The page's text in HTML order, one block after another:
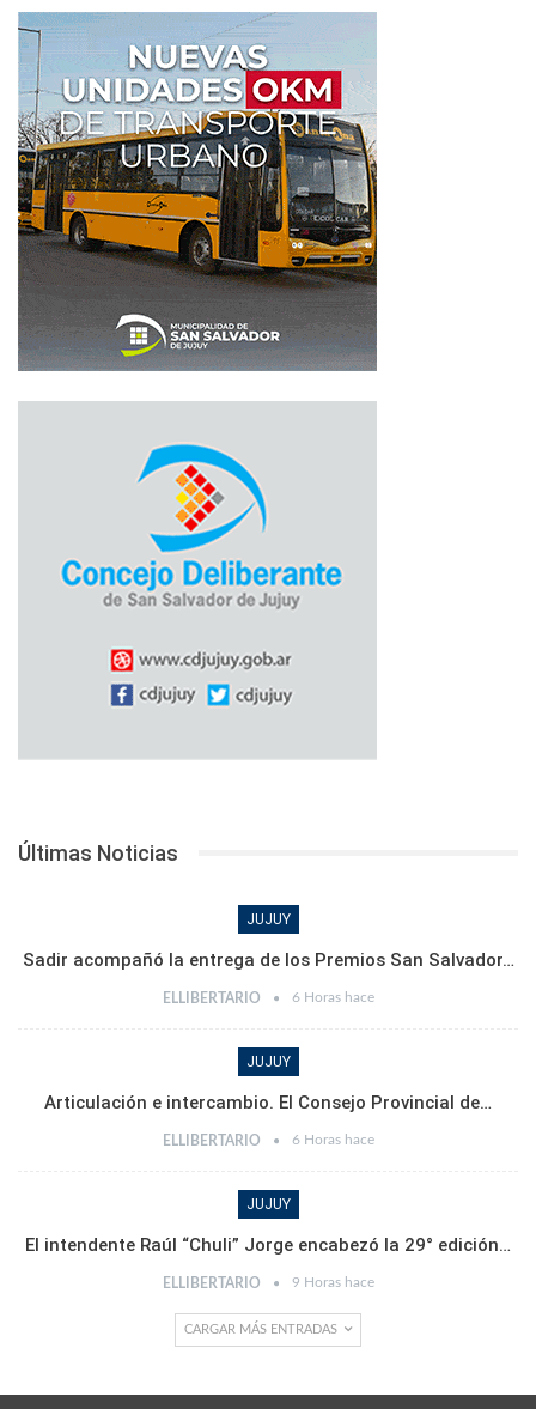
Últimas Noticias
JUJUY
Sadir acompañó la entrega de los Premios San Salvador…
ELLIBERTARIO 6 Horas hace
JUJUY
Articulación e intercambio. El Consejo Provincial de…
ELLIBERTARIO 6 Horas hace
JUJUY
El intendente Raúl “Chuli” Jorge encabezó la 29° edición…
ELLIBERTARIO 9 Horas hace
CARGAR MÁS ENTRADAS